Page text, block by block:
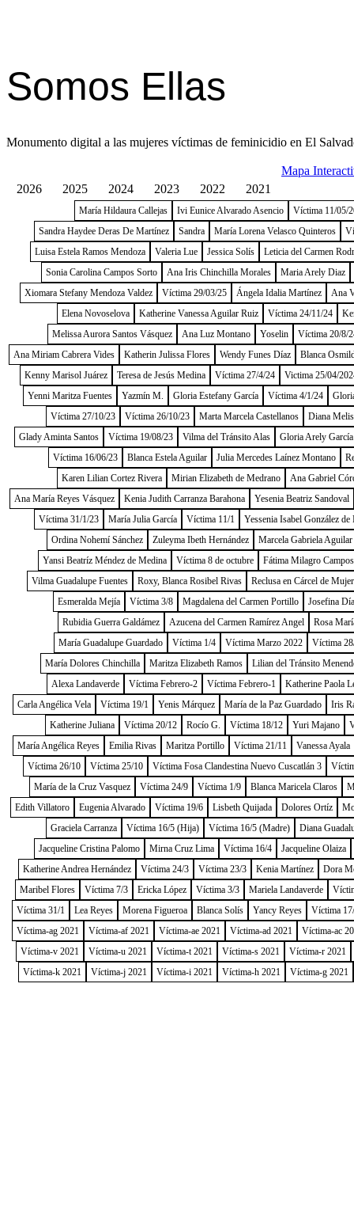
Somos Ellas
Monumento digital a las mujeres víctimas de feminicidio en El
Mapa
2026
2025 2024 2023 2022 2021
María Hildaura Callejas Ivi Eunice Alvarado Asencio
Víctima 11/05/
Sandra Haydee Deras De Martínez
Sandra María Lorena Velasco Quinteros
Luisa Estela Ramos Mendoza
Valeria Lue Jessica Solís
Leticia del Carmen
Sonia Carolina Campos Sorto
Ana Iris Chinchilla Morales
Maria Arely Diaz
Xiomara Stefany Mendoza Valdez
Víctima 29/03/25 Ángela Idalia Martínez
Ana
Elena Novoselova
Katherine Vanessa Aguilar Ruiz Víctima 24/11/24
Melissa Aurora Santos Vásquez
Ana Luz Montano Yoselin
Víctima 20/8/
Ana Miriam Cabrera Vides
Katherin Julissa Flores Wendy Funes Díaz
Blanca
Kenny Marisol Juárez
Teresa de Jesús Medina Víctima 27/4/24
Victima 25/04/
Yenni Maritza Fuentes
Yazmín M. Gloria Estefany García Víctima 4/1/24
Víctima 27/10/23
Víctima 26/10/23 Marta Marcela Castellanos
Diana
Glady Aminta Santos
Víctima 19/08/23 Vilma del Tránsito Alas
Gloria Arely García
Víctima 16/06/23
Blanca Estela Aguilar Julia Mercedes Laínez Montano
Karen Lilian Cortez Rivera
Mirian Elizabeth de Medrano
Ana Gabriel
Ana María Reyes Vásquez
Kenia Judith Carranza Barahona
Yesenia Beatriz Sandoval
Víctima 31/1/23
María Julia García Víctima 11/1
Yessenia Isabel González
Ordina Nohemí Sánchez
Zuleyma Ibeth Hernández
Marcela Gabriela Aguilar
Yansi Beatríz Méndez de Medina
Víctima 8 de octubre
Fátima Milagro Campos
Vilma Guadalupe Fuentes
Roxy, Blanca Rosibel Rivas
Reclusa en Cárcel de
Esmeralda Mejía
Víctima 3/8 Magdalena del Carmen Portillo
Josefina
Rubidia Guerra Galdámez
Azucena del Carmen Ramírez Angel
Rosa
María Guadalupe Guardado
Víctima 1/4 Víctima Marzo 2022
Víctima
María Dolores Chinchilla
Maritza Elizabeth Ramos
Lilian del Tránsito
Alexa Landaverde
Víctima Febrero-2 Víctima Febrero-1
Katherine Paola
Carla Angélica Vela
Víctima 19/1 Yenis Márquez María de la Paz Guardado
Iris
Katherine Juliana
Víctima 20/12 Rocío G. Víctima 18/12 Yuri Majano
María Angélica Reyes
Emilia Rivas Maritza Portillo Víctima 21/11
Vanessa Ayala
Víctima 26/10
Víctima 25/10 Víctima Fosa Clandestina Nuevo Cuscatlán 3
María de la Cruz Vasquez
Víctima 24/9 Víctima 1/9 Blanca Maricela Claros
Edith Villatoro
Eugenia Alvarado Víctima 19/6 Lisbeth Quijada Dolores Ortíz
Graciela Carranza
Víctima 16/5 (Hija) Víctima 16/5 (Madre)
Diana
Jacqueline Cristina Palomo
Mirna Cruz Lima Víctima 16/4
Jacqueline Olaiza
Katherine Andrea Hernández
Víctima 24/3 Víctima 23/3 Kenia Martínez
Dora
Maribel Flores
Víctima 7/3 Ericka López Víctima 3/3 Mariela Landaverde
Víctima 31/1
Lea Reyes Morena Figueroa Blanca Solís Yancy Reyes
Víctima
Víctima-ag 2021
Víctima-af 2021 Víctima-ae 2021 Víctima-ad 2021
Víctima-ac
Víctima-v 2021
Víctima-u 2021 Víctima-t 2021 Víctima-s 2021
Víctima-r 2021
Víctima-k 2021
Víctima-j 2021 Víctima-i 2021 Víctima-h 2021 Víctima-g 2021